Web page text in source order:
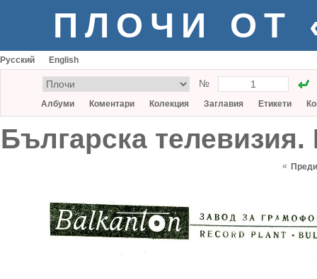
ПЛОЧИ ОТ
Русский English
№
Албуми Коментари Колекция Заглавия Етикети
Българска
«